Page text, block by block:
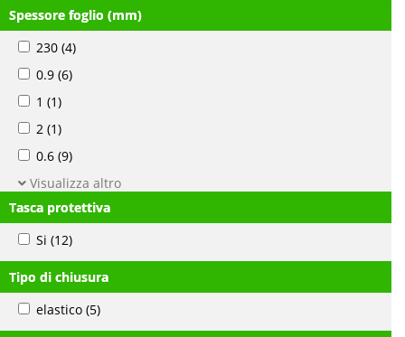
Spessore foglio (mm)
230 (4)
0.9 (6)
1 (1)
2 (1)
0.6 (9)
Visualizza altro
Tasca protettiva
Si (12)
Tipo di chiusura
elastico (5)